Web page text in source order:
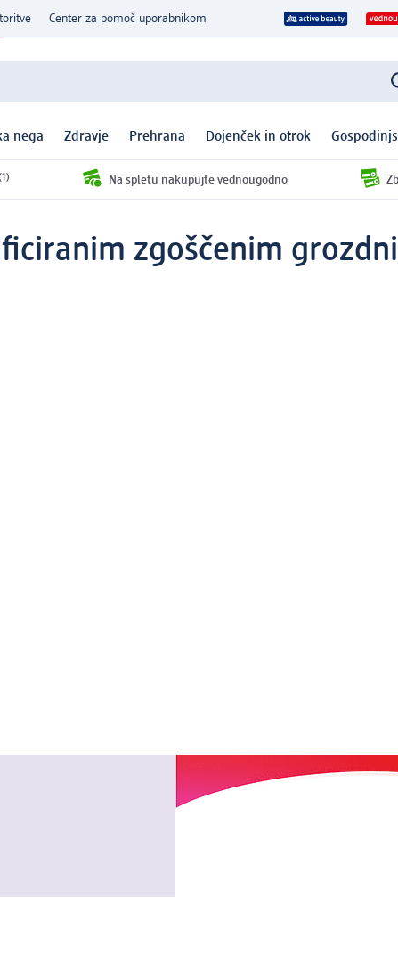
Center za pomoč uporabnikom
nega Zdravje Prehrana Dojenček in otrok
Na spletu nakupujte vednougodno
zgoščenim